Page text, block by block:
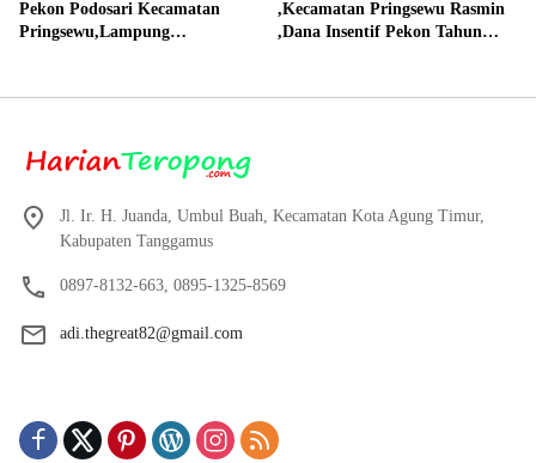
Pekon Podosari Kecamatan
Pringsewu,Lampung
,Kecamatan Pringsewu Rasmin
,Dana Insentif Pekon Tahun
Jl. Ir. H. Juanda, Umbul Buah, Kecamatan Kota Agung Timur,
Kabupaten Tanggamus
0897-8132-663, 0895-1325-8569
adi.thegreat82@gmail.com